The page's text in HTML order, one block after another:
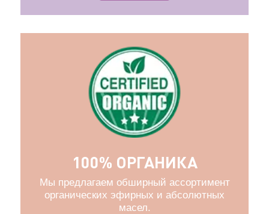
100% ОРГАНИКА
Мы предлагаем обширный ассортимент
органических эфирных и абсолютных
масел.